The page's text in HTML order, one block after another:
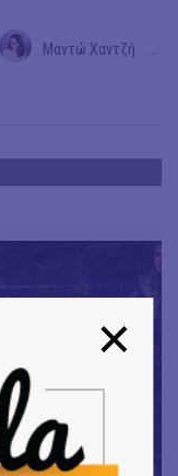
Μαντώ Χαντζή